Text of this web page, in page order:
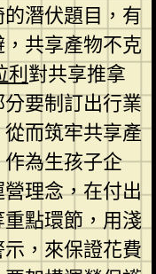
潛伏題目，有
共享產物不克
利對共享推拿
要制訂出行業
而筑牢共享產
為生孩子企
理念，在付出
點環節，用淺
，來保證花費